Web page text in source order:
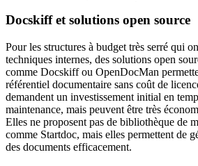
Docskiff et solutions open source
Pour les structures à budget très serré qui
techniques internes, des solutions open
comme Docskiff ou OpenDocMan
référentiel documentaire sans coût de
demandent un investissement initial en
maintenance, mais peuvent être très
Elles ne proposent pas de bibliothèque de
comme Startdoc, mais elles permettent de
des documents efficacement.